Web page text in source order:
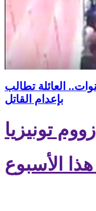
: خلال جنازة طفل الـ4 سنوات.. العائلة تطالب
بإعدام القاتل
تونيزيا
هذا الأسبوع